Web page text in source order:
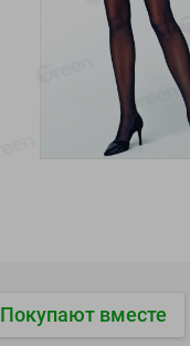
24%
4.99
ТОФУ
Покупают вместе